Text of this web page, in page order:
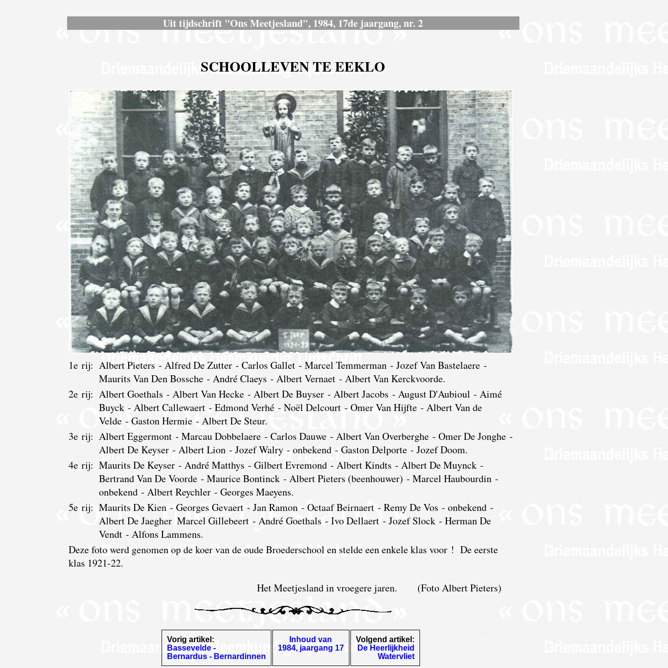
Uit tijdschrift "Ons Meetjesland", 1984, 17de jaargang, nr. 2
SCHOOLLEVEN TE EEKLO
1e rij: Albert Pieters - Alfred De Zutter - Carlos Gallet - Marcel Temmerman - Jozef Van Bastelaere -
Maurits Van Den Bossche - André Claeys - Albert Vernaet - Albert Van Kerckvoorde.
2e rij: Albert Goethals - Albert Van Hecke - Albert De Buyser - Albert Jacobs - August D'Aubioul - Aimé
Buyck - Albert Callewaert - Edmond Verhé - Noël Delcourt - Omer Van Hijfte - Albert Van de
Velde - Gaston Hermie - Albert De Steur.
3e rij: Albert Eggermont - Marcau Dobbelaere - Carlos Dauwe - Albert Van Overberghe - Omer De Jonghe -
Albert De Keyser - Albert Lion - Jozef Walry - onbekend - Gaston Delporte - Jozef Doom.
4e rij: Maurits De Keyser - André Matthys - Gilbert Evremond - Albert Kindts - Albert De Muynck -
Bertrand Van De Voorde - Maurice Bontinck - Albert Pieters (beenhouwer) - Marcel Haubourdin -
onbekend - Albert Reychler - Georges Maeyens.
5e rij: Maurits De Kien - Georges Gevaert - Jan Ramon - Octaaf Beirnaert - Remy De Vos - onbekend -
Albert De Jaegher  Marcel Gillebeert - André Goethals - Ivo Dellaert - Jozef Slock - Herman De
Vendt - Alfons Lammens.
Deze foto werd genomen op de koer van de oude Broederschool en stelde een enkele klas voor ! De eerste
klas 1921-22.
Het Meetjesland in vroegere jaren. (Foto Albert Pieters)
Vorig artikel:
Bassevelde -
Bernardus - Bernardinnen
Inhoud van
1984, jaargang 17
Volgend artikel:
De Heerlijkheid
Watervliet